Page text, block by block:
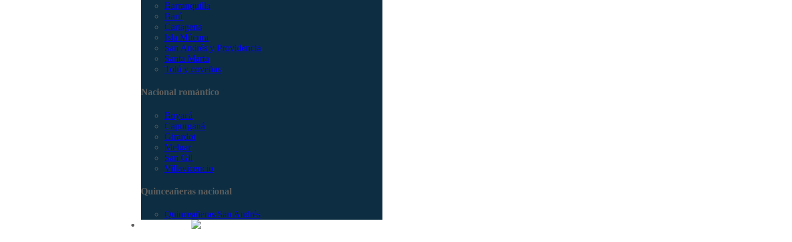
Barranquilla
Barú
Cartagena
Isla Múcura
San Andrés y Providencia
Santa Marta
Tolú y coveñas
Nacional romántico
Boyacá
Capurganá
Girardot
Melgar
San Gil
Villavicencio
Quinceañeras nacional
Quinceañeras San Andrés